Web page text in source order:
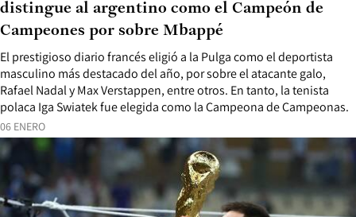
06 ENERO
El prestigioso diario francés eligió a la Pulga como el deportista
masculino más destacado del año, por sobre el atacante galo,
Rafael Nadal y Max Verstappen, entre otros. En tanto, la tenista
polaca Iga Swiatek fue elegida como la Campeona de Campeonas.
distingue al argentino como el Campeón de
Campeones por sobre Mbappé